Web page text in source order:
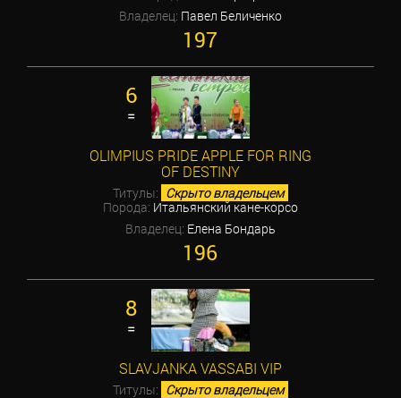
Владелец: Павел Беличенко
197
6
=
OLIMPIUS PRIDE APPLE FOR RING
OF DESTINY
Титулы: Скрыто владельцем
Порода: Итальянский кане-корсо
Владелец: Елена Бондарь
196
8
=
SLAVJANKA VASSABI VIP
Титулы: Скрыто владельцем